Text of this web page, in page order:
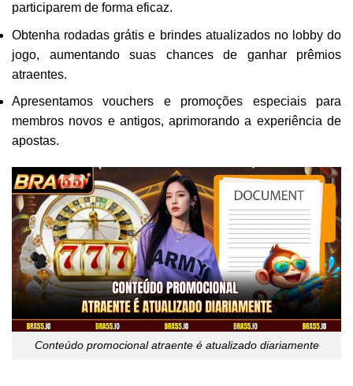
participarem de forma eficaz.
Obtenha rodadas grátis e brindes atualizados no lobby do
jogo, aumentando suas chances de ganhar prêmios
atraentes.
Apresentamos vouchers e promoções especiais para
membros novos e antigos, aprimorando a experiência de
apostas.
Conteúdo promocional atraente é atualizado diariamente